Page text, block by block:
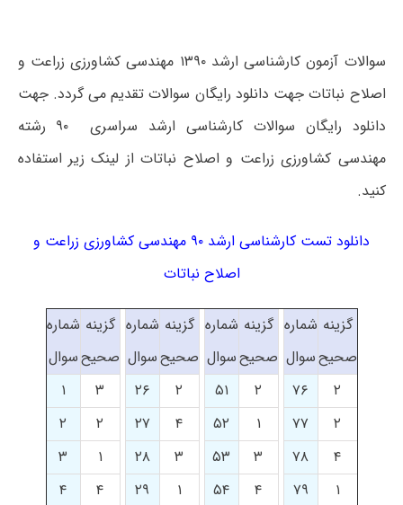
سوالات آزمون کارشناسی ارشد ۱۳۹۰ مهندسی کشاورزی زراعت و
اصلاح نباتات جهت دانلود رایگان سوالات تقدیم می گردد. جهت
دانلود رایگان سوالات کارشناسی ارشد سراسری ۹۰ رشته
مهندسی کشاورزی زراعت و اصلاح نباتات از لینک زیر استفاده
کنید.
دانلود تست کارشناسی ارشد ۹۰ مهندسی کشاورزی زراعت و
اصلاح نباتات
گزینه
صحیح
شماره
سوال
گزینه
صحیح
شماره
سوال
گزینه
صحیح
شماره
سوال
گزینه
صحیح
شماره
سوال
۲
۷۶ ۲ ۵۱ ۲ ۲۶ ۳
۱
۲
۷۷ ۱ ۵۲ ۴ ۲۷ ۲
۲
۴
۷۸ ۳ ۵۳ ۳ ۲۸ ۱
۳
۱
۷۹ ۴ ۵۴ ۱ ۲۹ ۴
۴